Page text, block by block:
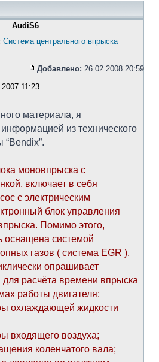
AudiS6
Система центрального впрыска
Добавлено: 26.02.2008 20:59
11:23
материала, я
из технического
моновпрыска с
включает в себя
с электрическим
блок управления
Помимо этого,
оснащена системой
газов ( система EGR ).
опрашивает
расчёта времени впрыска
работы двигателя:
охлаждающей жидкости
входящего воздуха;
коленчатого вала;